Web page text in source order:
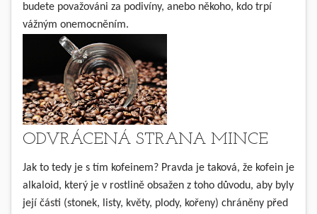
budete považováni za podivíny, anebo někoho, kdo trpí
vážným onemocněním.
ODVRÁCENÁ STRANA MINCE
Jak to tedy je s tím kofeinem? Pravda je taková, že kofein je
alkaloid, který je v rostlině obsažen z toho důvodu, aby byly
její části (stonek, listy, květy, plody, kořeny) chráněny před